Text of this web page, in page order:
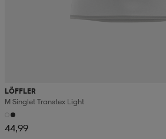
LÖFFLER
M Singlet Transtex Light
44,99